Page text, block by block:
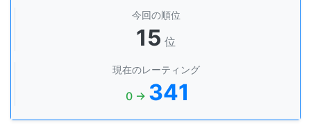
今回の順位
15 位
現在のレーティング
0 → 341